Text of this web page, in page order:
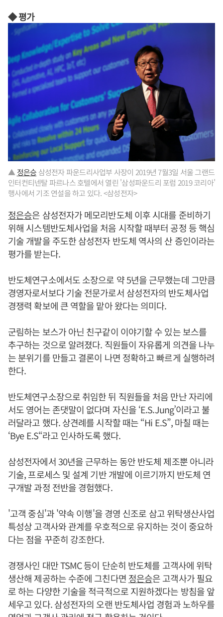
◆ 평가
▲ 정은승 삼성전자 파운드리사업부 사장이 2019년 7월3일 서울 그랜드
인터컨티넨탈 파르나스 호텔에서 열린 '삼성파운드리 포럼 2019 코리아'
행사에서 기조 연설을 하고 있다. <삼성전자>
정은승은 삼성전자가 메모리반도체 이후 시대를 준비하기
위해 시스템반도체사업을 처음 시작할 때부터 공정 등 핵심
기술 개발을 주도한 삼성전자 반도체 역사의 산 증인이라는
평가를 받는다.
반도체연구소에서도 소장으로 약 5년을 근무했는데 그만큼
경영자로서보다 기술 전문가로서 삼성전자의 반도체사업
경쟁력 확보에 큰 역할을 맡아 왔다는 의미다.
군림하는 보스가 아닌 친구같이 이야기할 수 있는 보스를
추구하는 것으로 알려졌다. 직원들이 자유롭게 의견을 나누
는 분위기를 만들고 결론이 나면 정확하고 빠르게 실행하려
한다.
반도체연구소장으로 취임한 뒤 직원들을 처음 만난 자리에
서도 영어는 존댓말이 없다며 자신을 ‘E.S.Jung’이라고 불
러달라고 했다. 상견례를 시작할 때는 “Hi E.S”, 마칠 때는
‘Bye E.S“라고 인사하도록 했다.
삼성전자에서 30년을 근무하는 동안 반도체 제조뿐 아니라
기술, 프로세스 및 설계 기반 개발에 이르기까지 반도체 연
구개발 과정 전반을 경험했다.
'고객 중심'과 '약속 이행'을 경영 신조로 삼고 위탁생산사업
특성상 고객사와 관계를 우호적으로 유지하는 것이 중요하
다는 점을 꾸준히 강조한다.
경쟁사인 대만 TSMC 등이 단순히 반도체를 고객사에 위탁
생산해 제공하는 수준에 그친다면 정은승은 고객사가 필요
로 하는 다양한 기술을 적극적으로 지원하겠다는 방침을 앞
세우고 있다. 삼성전자의 오랜 반도체사업 경험과 노하우를